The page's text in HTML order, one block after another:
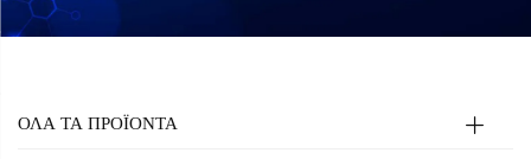
ΟΛΑ ΤΑ ΠΡΟΪΟΝΤΑ